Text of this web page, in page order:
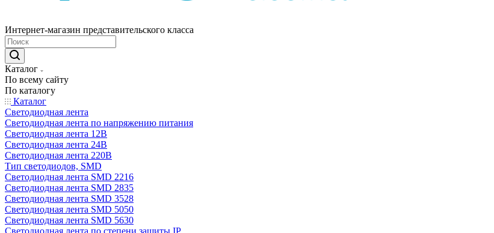
Интернет-магазин представительского класса
Каталог
По всему сайту
По каталогу
Каталог
Светодиодная лента
Светодиодная лента по напряжению питания
Светодиодная лента 12В
Светодиодная лента 24В
Светодиодная лента 220В
Тип светодиодов, SMD
Cветодиодная лента SMD 2216
Светодиодная лента SMD 2835
Светодиодная лента SMD 3528
Светодиодная лента SMD 5050
Светодиодная лента SMD 5630
Светодиодная лента по степени защиты IP